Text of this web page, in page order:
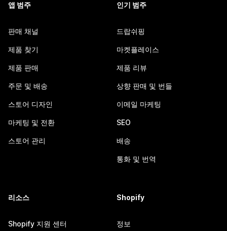
앱 범주
판매 채널
제품 찾기
제품 판매
주문 및 배송
스토어 디자인
마케팅 및 전환
스토어 관리
인기 범주
드랍쉬핑
마켓플레이스
제품 리뷰
상향 판매 및 번들
이메일 마케팅
SEO
배송
통화 및 번역
리소스
Shopify 지원 센터
Shopify
정보